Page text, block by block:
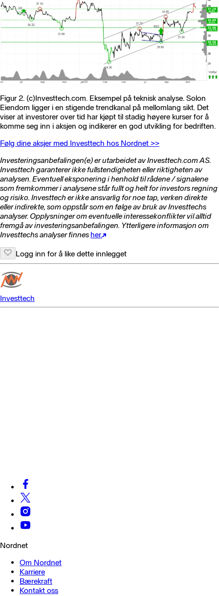
Figur 2. (c)Investtech.com. Eksempel på teknisk analyse. Solon
Eiendom ligger i en stigende trendkanal på mellomlang sikt. Det
viser at investorer over tid har kjøpt til stadig høyere kurser for å
komme seg inn i aksjen og indikerer en god utvikling for bedriften.
Følg dine aksjer med Investtech hos Nordnet >>
Investeringsanbefalingen(e) er utarbeidet av Investtech.com AS.
Investtech garanterer ikke fullstendigheten eller riktigheten av
analysen. Eventuell eksponering i henhold til rådene / signalene
som fremkommer i analysene står fullt og helt for investors regning
og risiko. Investtech er ikke ansvarlig for noe tap, verken direkte
eller indirekte, som oppstår som en følge av bruk av Investtechs
analyser. Opplysninger om eventuelle interessekonflikter vil alltid
fremgå av investeringsanbefalingen. Ytterligere informasjon om
Investtechs analyser finnes her.
Logg inn for å like dette innlegget
Investtech
Nordnet
Om Nordnet
Karriere
Bærekraft
Kontakt oss